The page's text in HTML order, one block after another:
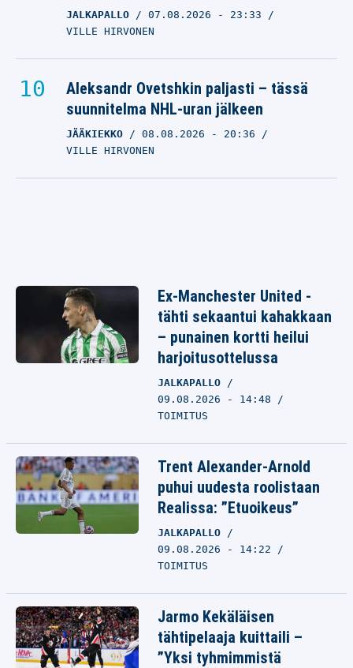
JALKAPALLO 07.08.2026 - 23:33
VILLE HIRVONEN
Aleksandr Ovetshkin paljasti – tässä
suunnitelma NHL-uran jälkeen
JÄÄKIEKKO 08.08.2026 - 20:36
VILLE HIRVONEN
Ex-Manchester United -
tähti sekaantui kahakkaan
– punainen kortti heilui
harjoitusottelussa
JALKAPALLO
09.08.2026 - 14:48
TOIMITUS
Trent Alexander-Arnold
puhui uudesta roolistaan
Realissa: ”Etuoikeus”
JALKAPALLO
09.08.2026 - 14:22
TOIMITUS
Jarmo Kekäläisen
tähtipelaaja kuittaili –
”Yksi tyhmimmistä